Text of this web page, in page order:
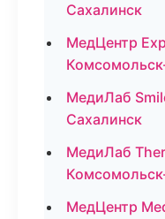
Сахалинск
МедЦентр
МедиЛаб
Сахалинск
МедиЛаб
МедЦентр